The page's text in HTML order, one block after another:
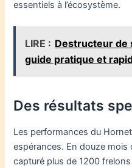
essentiels à l’écosystème.
LIRE : Destructeur de
guide pratique et
Des résultats
Les performances du
espérances. En douze mois
capturé plus de 1200